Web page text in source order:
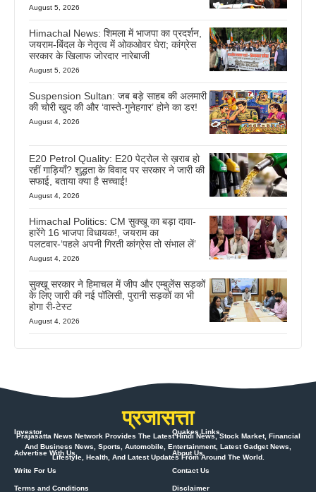
August 5, 2026
Himachal News: शिमला में भाजपा का प्रदर्शन,
जयराम-बिंदल के नेतृत्व में ओकओवर घेरा; कांग्रेस
सरकार के खिलाफ जोरदार नारेबाजी
August 5, 2026
Suspension Sultan: जब बड़े साहब की अलमारी
की चोरी खुद की और ‘वास्ते-गुनेहगार’ होने का डर!
August 4, 2026
E20 Petrol Quality: E20 पेट्रोल से ख़राब हो
रहीं गाड़ियाँ? शुद्धता के विवाद पर सरकार ने जारी की
सफाई, बताया क्या है सच्चाई!
August 4, 2026
Himachal Politics: CM सुक्खू का बड़ा दावा-
हारेंगे 16 भाजपा विधायक!, जयराम का
पलटवार-‘पहले अपनी गिरती कांग्रेस तो संभाल लें’
August 4, 2026
सुक्खू सरकार ने हिमाचल में जीप और एम्बुलेंस सड़कों
के लिए जारी की नई पॉलिसी, पुरानी सड़कों का भी
होगा री-टेस्ट
August 4, 2026
प्रजासत्ता
Prajasatta News Network Provides The Latest Hindi News, Stock Market, Financial
And Business News, Sports, Automobile, Entertainment, Latest Gadget News,
Lifestyle, Health, And Latest Updates From Around The World.
Investor
Advertise With Us
Write For Us
Terms and Conditions
Quakes Links
About Us
Contact Us
Disclaimer